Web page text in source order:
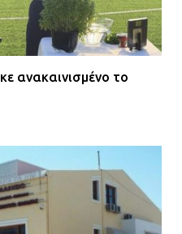
ανακαινισμένο το